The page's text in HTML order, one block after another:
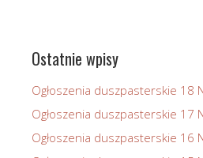
Ostatnie wpisy
Ogłoszenia duszpasterskie 18
Ogłoszenia duszpasterskie 17
Ogłoszenia duszpasterskie 16